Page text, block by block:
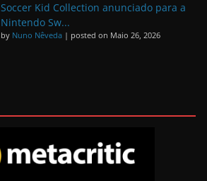
Soccer Kid Collection anunciado para a
Nintendo Sw...
by Nuno Nêveda | posted on Maio 26, 2026